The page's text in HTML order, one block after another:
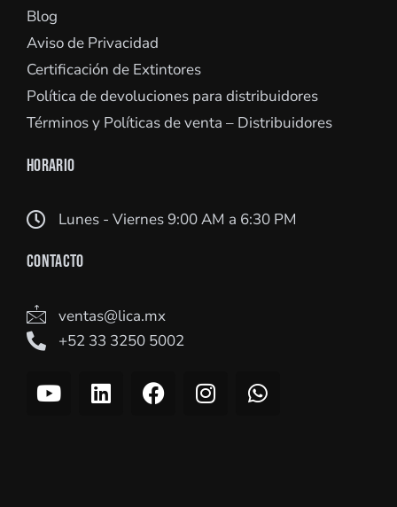
Blog
Aviso de Privacidad
Certificación de Extintores
Política de devoluciones para distribuidores
Términos y Políticas de venta – Distribuidores
HORARIO
Lunes - Viernes 9:00 AM a 6:30 PM
CONTACTO
ventas@lica.mx
+52 33 3250 5002
Y
o
L
i
F
a
I
n
W
h